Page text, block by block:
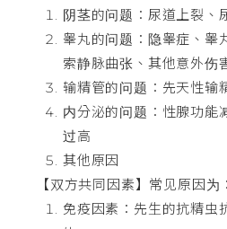
阴茎的问题：尿道上裂、
睾丸的问题：隐睾症、睾
索静脉曲张、其他意外伤
输精管的问题：先天性输
内分泌的问题：性腺功能
过高
其他原因
【双方共同因素】常见原因为：
免疫因素：先生的抗精虫